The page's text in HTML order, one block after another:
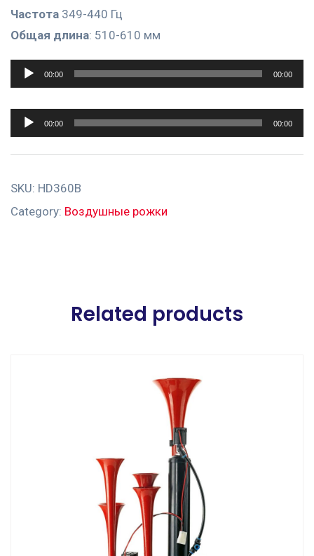
Частота 349-440 Гц
Общая длина: 510-610 мм
Аудиоплеер
00:00 00:00
Аудиоплеер
00:00 00:00
SKU: HD360B
Category: Воздушные рожки
Related products